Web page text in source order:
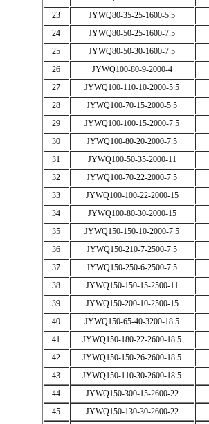
23
JYWQ80-35-25-1600-5.5
24
JYWQ80-50-25-1600-7.5
25
JYWQ80-50-30-1600-7.5
26
JYWQ100-80-9-2000-4
27
JYWQ100-110-10-2000-5.5
28
JYWQ100-70-15-2000-5.5
29
JYWQ100-100-15-2000-7.5
30
JYWQ100-80-20-2000-7.5
31
JYWQ100-50-35-2000-11
32
JYWQ100-70-22-2000-7.5
33
JYWQ100-100-22-2000-15
34
JYWQ100-80-30-2000-15
35
JYWQ150-150-10-2000-7.5
36
JYWQ150-210-7-2500-7.5
37
JYWQ150-250-6-2500-7.5
38
JYWQ150-150-15-2500-11
39
JYWQ150-200-10-2500-15
40
JYWQ150-65-40-3200-18.5
41
JYWQ150-180-22-2600-18.5
42
JYWQ150-150-26-2600-18.5
43
JYWQ150-110-30-2600-18.5
44
JYWQ150-300-15-2600-22
45
JYWQ150-130-30-2600-22